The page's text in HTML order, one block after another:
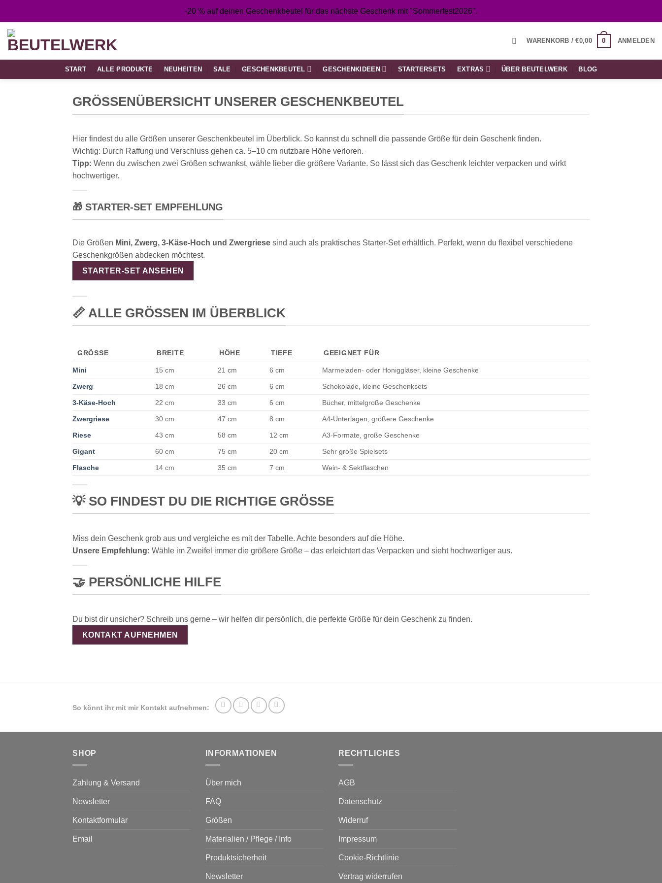
springen
-20 % auf deinen Geschenkbeutel für das nächste Geschenk mit "Sommerfest2026".
WARENKORB /€0,00 0 ANMELDEN
START ALLE PRODUKTE NEUHEITEN SALE GESCHENKBEUTEL GESCHENKIDEEN STARTERSETS EXTRAS ÜBER BEUTELWERK BLOG
GRÖSSENÜBERSICHT UNSERER GESCHENKBEUTEL
Hier findest du alle Größen unserer Geschenkbeutel im Überblick. So kannst du schnell die passende Größe für dein Geschenk finden.
Wichtig: Durch Raffung und Verschluss gehen ca. 5–10 cm nutzbare Höhe verloren.
Tipp: Wenn du zwischen zwei Größen schwankst, wähle lieber die größere Variante. So lässt sich das Geschenk leichter verpacken und wirkt
hochwertiger.
🎁 STARTER-SET EMPFEHLUNG
Die Größen Mini, Zwerg, 3-Käse-Hoch und Zwergriese sind auch als praktisches Starter-Set erhältlich. Perfekt, wenn du flexibel verschiedene
Geschenkgrößen abdecken möchtest.
STARTER-SET ANSEHEN
📏 ALLE GRÖSSEN IM ÜBERBLICK
GRÖSSE BREITE HÖHE TIEFE GEEIGNET FÜR
Mini 15 cm 21 cm 6 cm Marmeladen- oder Honiggläser, kleine Geschenke
Zwerg 18 cm 26 cm 6 cm Schokolade, kleine Geschenksets
3-Käse-Hoch 22 cm 33 cm 6 cm Bücher, mittelgroße Geschenke
Zwergriese 30 cm 47 cm 8 cm A4-Unterlagen, größere Geschenke
Riese 43 cm 58 cm 12 cm A3-Formate, große Geschenke
Gigant 60 cm 75 cm 20 cm Sehr große Spielsets
Flasche 14 cm 35 cm 7 cm Wein- & Sektflaschen
💡 SO FINDEST DU DIE RICHTIGE GRÖSSE
Miss dein Geschenk grob aus und vergleiche es mit der Tabelle. Achte besonders auf die Höhe.
Unsere Empfehlung: Wähle im Zweifel immer die größere Größe – das erleichtert das Verpacken und sieht hochwertiger aus.
🤝 PERSÖNLICHE HILFE
Du bist dir unsicher? Schreib uns gerne – wir helfen dir persönlich, die perfekte Größe für dein Geschenk zu finden.
KONTAKT AUFNEHMEN
So könnt ihr mit mir Kontakt aufnehmen:
SHOP
Zahlung & Versand
Newsletter
Kontaktformular
Email
INFORMATIONEN
Über mich
FAQ
Größen
Materialien / Pflege / Info
Produktsicherheit
Newsletter
RECHTLICHES
AGB
Datenschutz
Widerruf
Impressum
Cookie-Richtlinie
Vertrag widerrufen